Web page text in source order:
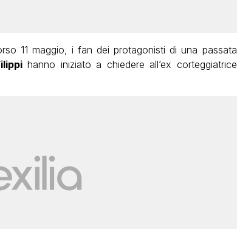
11 maggio, i fan dei protagonisti di una passata
hanno iniziato a chiedere all’ex corteggiatrice